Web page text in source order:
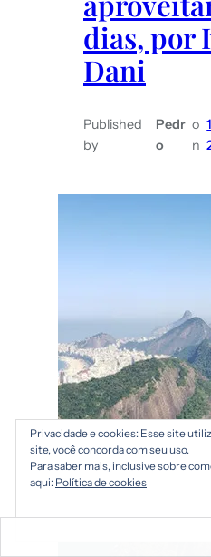
dias, por
Dani
Published
by
Pedr
o
o
n
Privacidade e cookies: Esse site
site, você concorda com seu uso.
Para saber mais, inclusive sobre
aqui: Política de cookies